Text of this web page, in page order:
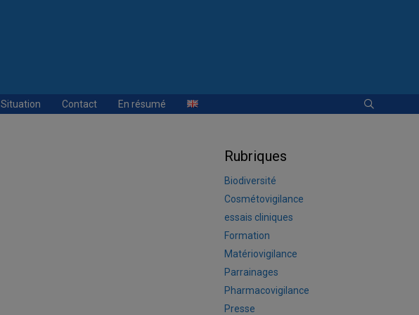
Situation Contact En résumé
Rubriques
Biodiversité
Cosmétovigilance
essais cliniques
Formation
Matériovigilance
Parrainages
Pharmacovigilance
Presse